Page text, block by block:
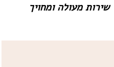
שירות מעולה ומחויך